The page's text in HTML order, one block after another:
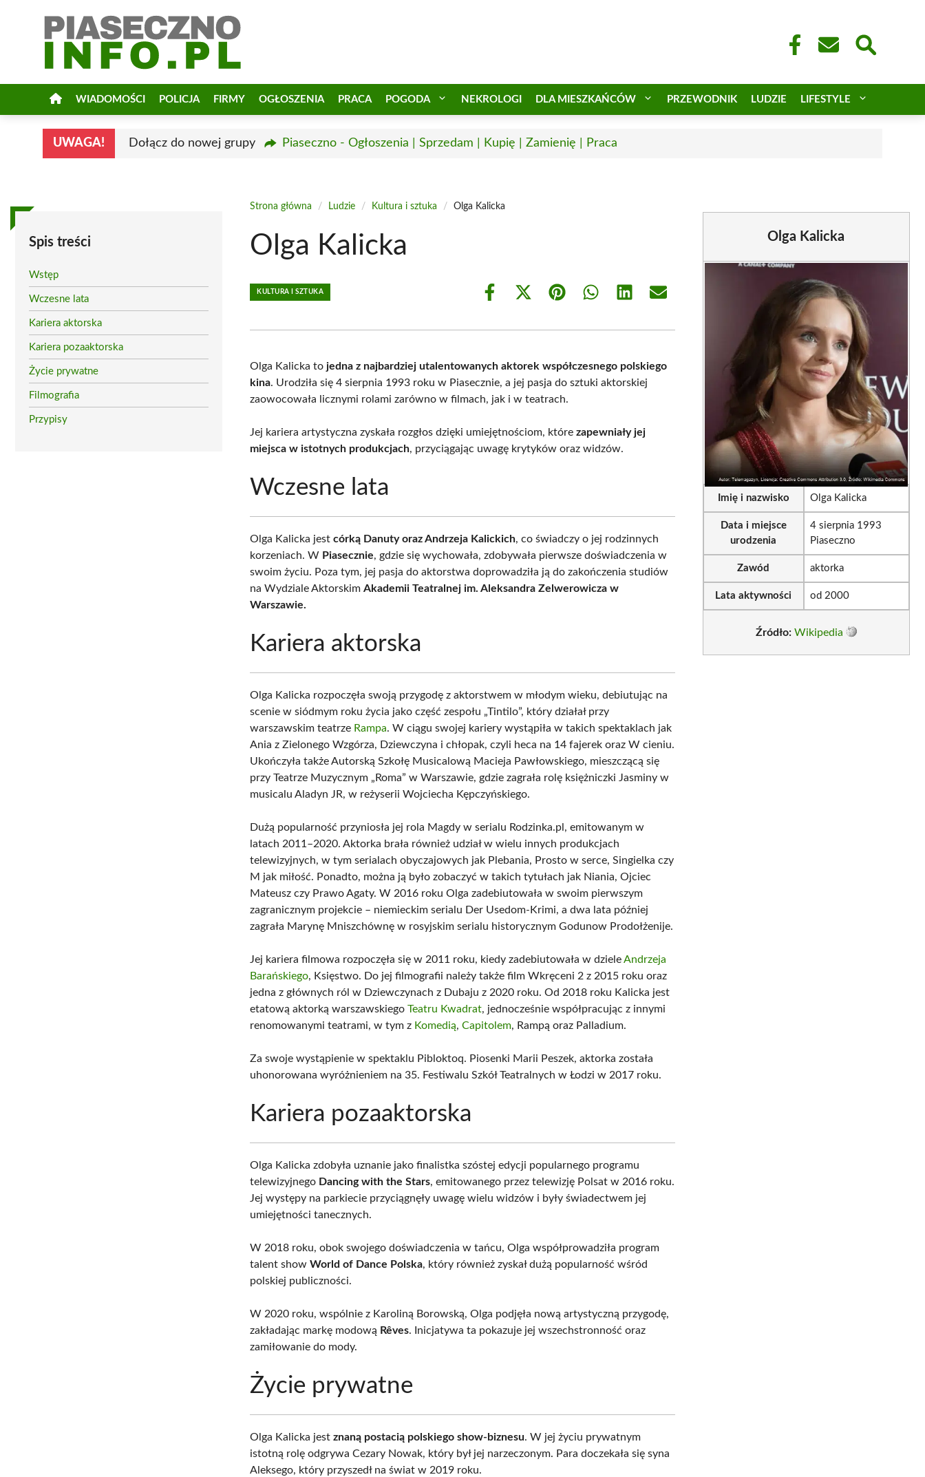
WIADOMOŚCI POLICJA FIRMY OGŁOSZENIA PRACA POGODA NEKROLOGI DLA MIESZKAŃCÓW PRZEWODNIK LUDZIE LIFESTYLE
UWAGA! Dołącz do nowej grupy Piaseczno - Ogłoszenia | Sprzedam | Kupię | Zamienię | Praca
Spis treści
Wstęp
Wczesne lata
Kariera aktorska
Kariera pozaaktorska
Życie prywatne
Filmografia
Przypisy
Strona główna / Ludzie / Kultura i sztuka / Olga Kalicka
Olga Kalicka
KULTURA I SZTUKA
Share
Share
(Twitter)
Share Share Share Share
Olga Kalicka tojedna z najbardziej utalentowanych aktorek współczesnego polskiego
kina. Urodziła się 4 sierpnia 1993 roku w Piasecznie, a jej pasja do sztuki aktorskiej
zaowocowała licznymi rolami zarówno w filmach, jak i w teatrach.
Jej kariera artystyczna zyskała rozgłos dzięki umiejętnościom, którezapewniały jej
miejsca w istotnych produkcjach, przyciągając uwagę krytyków oraz widzów.
Wczesne lata
Olga Kalicka jestcórką Danuty oraz Andrzeja Kalickich, co świadczy o jej rodzinnych
korzeniach. W Piasecznie, gdzie się wychowała, zdobywała pierwsze doświadczenia w
swoim życiu. Poza tym, jej pasja do aktorstwa doprowadziła ją do zakończenia studiów
na Wydziale AktorskimAkademii Teatralnej im. Aleksandra Zelwerowicza w
Warszawie.
Kariera aktorska
Olga Kalicka rozpoczęła swoją przygodę z aktorstwem w młodym wieku, debiutując na
scenie w siódmym roku życia jako część zespołu „Tintilo”, który działał przy
warszawskim teatrze Rampa. W ciągu swojej kariery wystąpiła w takich spektaklach jak
Ania z Zielonego Wzgórza, Dziewczyna i chłopak, czyli heca na 14 fajerek oraz W cieniu.
Ukończyła także Autorską Szkołę Musicalową Macieja Pawłowskiego, mieszczącą się
przy Teatrze Muzycznym „Roma” w Warszawie, gdzie zagrała rolę księżniczki Jasminy w
musicalu Aladyn JR, w reżyserii Wojciecha Kępczyńskiego.
Dużą popularność przyniosła jej rola Magdy w serialu Rodzinka.pl, emitowanym w
latach 2011–2020. Aktorka brała również udział w wielu innych produkcjach
telewizyjnych, w tym serialach obyczajowych jak Plebania, Prosto w serce, Singielka czy
M jak miłość. Ponadto, można ją było zobaczyć w takich tytułach jak Niania, Ojciec
Mateusz czy Prawo Agaty. W 2016 roku Olga zadebiutowała w swoim pierwszym
zagranicznym projekcie – niemieckim serialu Der Usedom-Krimi, a dwa lata później
zagrała Marynę Mniszchównę w rosyjskim serialu historycznym Godunow Prodołżenije.
Jej kariera filmowa rozpoczęła się w 2011 roku, kiedy zadebiutowała w dzieleAndrzeja
Barańskiego, Księstwo. Do jej filmografii należy także film Wkręceni 2 z 2015 roku oraz
jedna z głównych ról w Dziewczynach z Dubaju z 2020 roku. Od 2018 roku Kalicka jest
etatową aktorką warszawskiegoTeatru Kwadrat, jednocześnie współpracując z innymi
renomowanymi teatrami, w tym z Komedią,Capitolem, Rampą oraz Palladium.
Za swoje wystąpienie w spektaklu Pibloktoq. Piosenki Marii Peszek, aktorka została
uhonorowana wyróżnieniem na 35. Festiwalu Szkół Teatralnych w Łodzi w 2017 roku.
Kariera pozaaktorska
Olga Kalicka zdobyła uznanie jako finalistka szóstej edycji popularnego programu
telewizyjnego Dancing with the Stars, emitowanego przez telewizję Polsat w 2016 roku.
Jej występy na parkiecie przyciągnęły uwagę wielu widzów i były świadectwem jej
umiejętności tanecznych.
W 2018 roku, obok swojego doświadczenia w tańcu, Olga współprowadziła program
talent showWorld of Dance Polska, który również zyskał dużą popularność wśród
polskiej publiczności.
W 2020 roku, wspólnie z Karoliną Borowską, Olga podjęła nową artystyczną przygodę,
zakładając markę modową Rêves. Inicjatywa ta pokazuje jej wszechstronność oraz
zamiłowanie do mody.
Życie prywatne
Olga Kalicka jestznaną postacią polskiego show-biznesu. W jej życiu prywatnym
istotną rolę odgrywa Cezary Nowak, który był jej narzeczonym. Para doczekała się syna
Aleksego, który przyszedł na świat w 2019 roku.
Olga Kalicka
Imię i nazwisko Olga Kalicka
Data i miejsce
urodzenia
4 sierpnia 1993
Piaseczno
Zawód aktorka
Lata aktywności od 2000
Źródło: Wikipedia